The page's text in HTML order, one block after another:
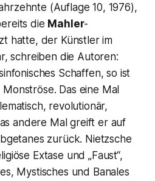
(Auflage 10, 1976),
die Mahler-
hatte, der Künstler im
schreiben die Autoren:
Schaffen, so ist
Das eine Mal
revolutionär,
andere Mal greift er auf
zurück. Nietzsche
Extase und „Faust“,
Mystisches und Banales